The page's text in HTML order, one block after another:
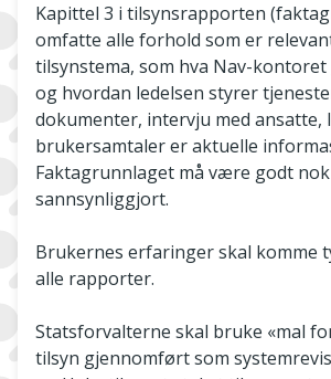
Kapittel 3 i tilsynsrapporten
omfatte alle forhold som er
tilsynstema, som hva Nav-
og hvordan ledelsen styrer
dokumenter, intervju med ansatte,
brukersamtaler er aktuelle
Faktagrunnlaget må være godt nok
sannsynliggjort.
Brukernes erfaringer skal komme
alle rapporter.
Statsforvalterne skal bruke «mal
tilsyn gjennomført som